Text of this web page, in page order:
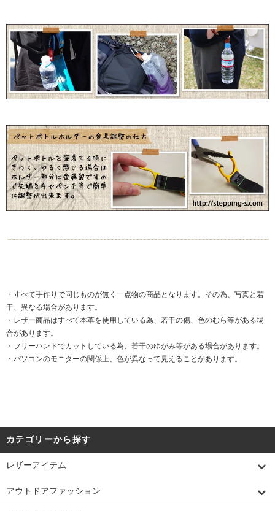
・すべて手作りで同じものが無く一点物の商品となります。その為、写真と若
干、異なる場合があります。
・レザー商品はすべて本革を使用している為、若干の傷、色のむら等がある場
合があります。
・フリーハンドでカットしている為、若干のゆがみ等がある場合があります。
・パソコンのモニターの関係上、色が異なって見えることがあります。
カテゴリーから探す
レザーアイテム
アウトドアファッション